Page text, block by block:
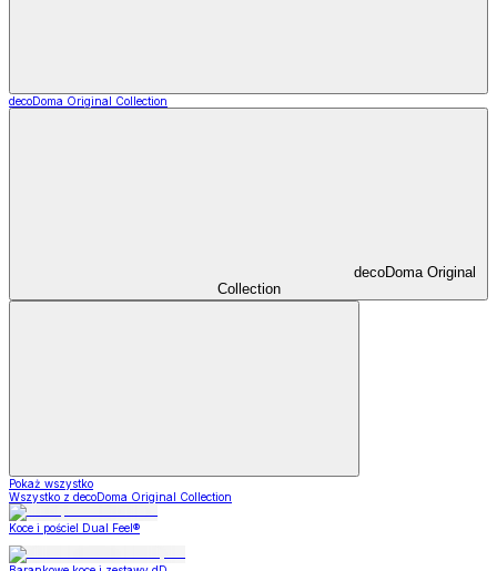
decoDoma Original Collection
decoDoma Original
Collection
Pokaż wszystko
Wszystko z decoDoma Original Collection
Koce i pościel Dual Feel®